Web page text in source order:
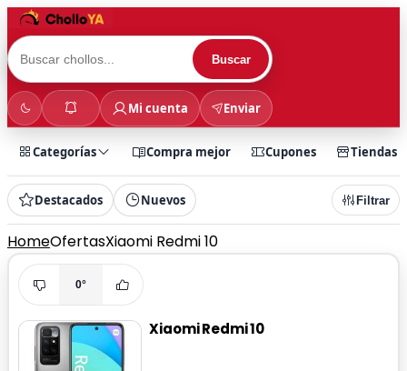
Buscar
Mi cuenta Enviar
Categorías Compra mejor Cupones Tiendas
Destacados Nuevos Filtrar
HomeOfertasXiaomi Redmi 10
0°
Xiaomi Redmi 10